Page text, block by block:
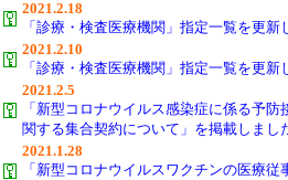
2021.2.18
「診療・検査医療機関」指定一覧を更新
2021.2.10
「診療・検査医療機関」指定一覧を更新
2021.2.5
「新型コロナウイルス感染症に係る予防
関する集合契約について」を掲載しまし
2021.1.28
「新型コロナウイルスワクチンの医療従